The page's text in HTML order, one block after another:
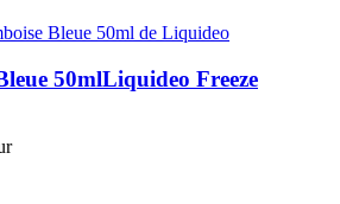
50mlLiquideo Freeze